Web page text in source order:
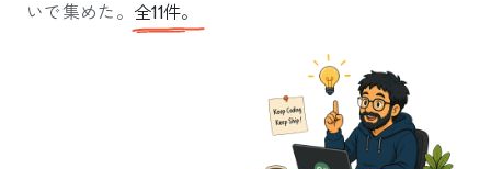
いで集めた。 全11件。